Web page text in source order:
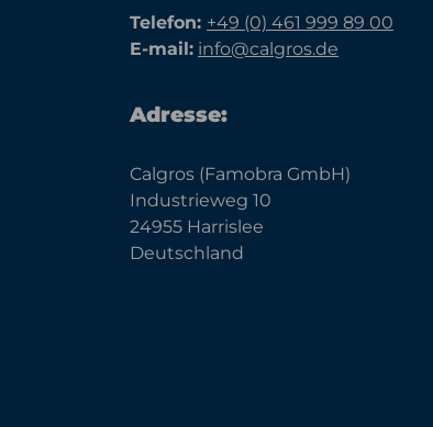
Telefon: +49 (0) 461 999 89 00
E-mail: info@calgros.de
Adresse:
Calgros (Famobra GmbH)
Industrieweg 10
24955 Harrislee
Deutschland